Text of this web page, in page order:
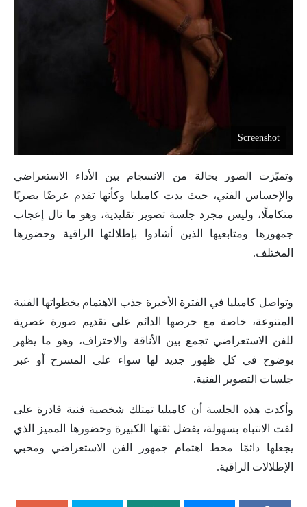
Screenshot
وتميّزت الصور بحالة من الانسجام بين الأداء الاستعراضي
والإحساس الفني، حيث بدت كاميليا وكأنها تقدم عرضًا بصريًا
متكاملًا، وليس مجرد جلسة تصوير تقليدية، وهو ما نال إعجاب
جمهورها ومتابعيها الذين أشادوا بإطلالتها الراقية وحضورها
المختلف.
وتواصل كاميليا في الفترة الأخيرة جذب الاهتمام بخطواتها الفنية
المتنوعة، خاصة مع حرصها الدائم على تقديم صورة عصرية
للفن الاستعراضي تجمع بين الأناقة والاحتراف، وهو ما يظهر
بوضوح في كل ظهور جديد لها سواء على المسرح أو عبر
جلسات التصوير الفنية.
وأكدت هذه الجلسة أن كاميليا تمتلك شخصية فنية قادرة على
لفت الانتباه بسهولة، بفضل ثقتها الكبيرة وحضورها المميز الذي
يجعلها دائمًا محط اهتمام جمهور الفن الاستعراضي ومحبي
الإطلالات الراقية.